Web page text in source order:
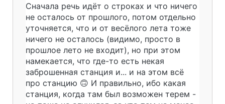
Сначала речь идёт о строках и что ничего
не осталось от прошлого, потом отдельно
уточняется, что и от весёлого лета тоже
ничего не осталось (видимо, просто в
прошлое лето не входит), но при этом
намекается, что где-то есть некая
заброшенная станция и... и на этом всё
про станцию 🙃 И правильно, ибо какая
станция, когда там был возможен терем -